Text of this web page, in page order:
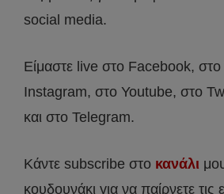
social media.
Είμαστε live στο Facebook,
Instagram, στο Youtube, στο
και στο Telegram.
Κάντε subscribe στο κανάλι
κουδουνάκι για να παίρνετε τις